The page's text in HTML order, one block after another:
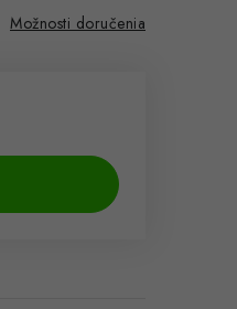
Možnosti doručenia